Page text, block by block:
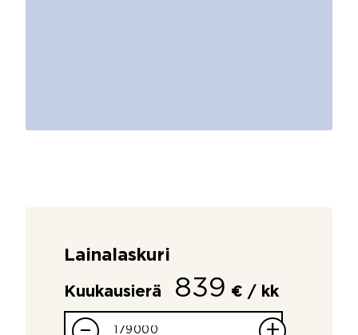
Lainalaskuri
Kuukausierä 839 € / kk
– +